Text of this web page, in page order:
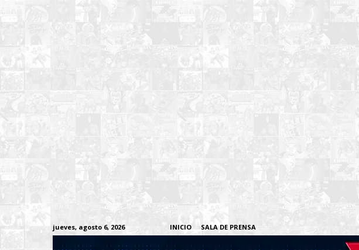
jueves, agosto 6, 2026 INICIO SALA DE PRENSA